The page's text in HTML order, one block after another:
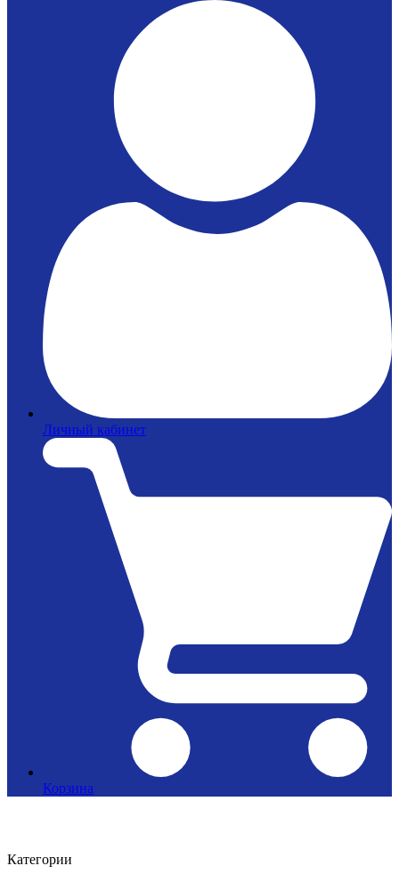
Личный кабинет
Корзина
Категории